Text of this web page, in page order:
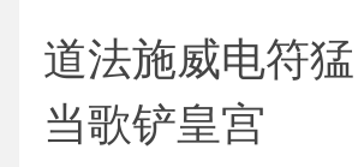
道法施威电符
当歌铲皇宫